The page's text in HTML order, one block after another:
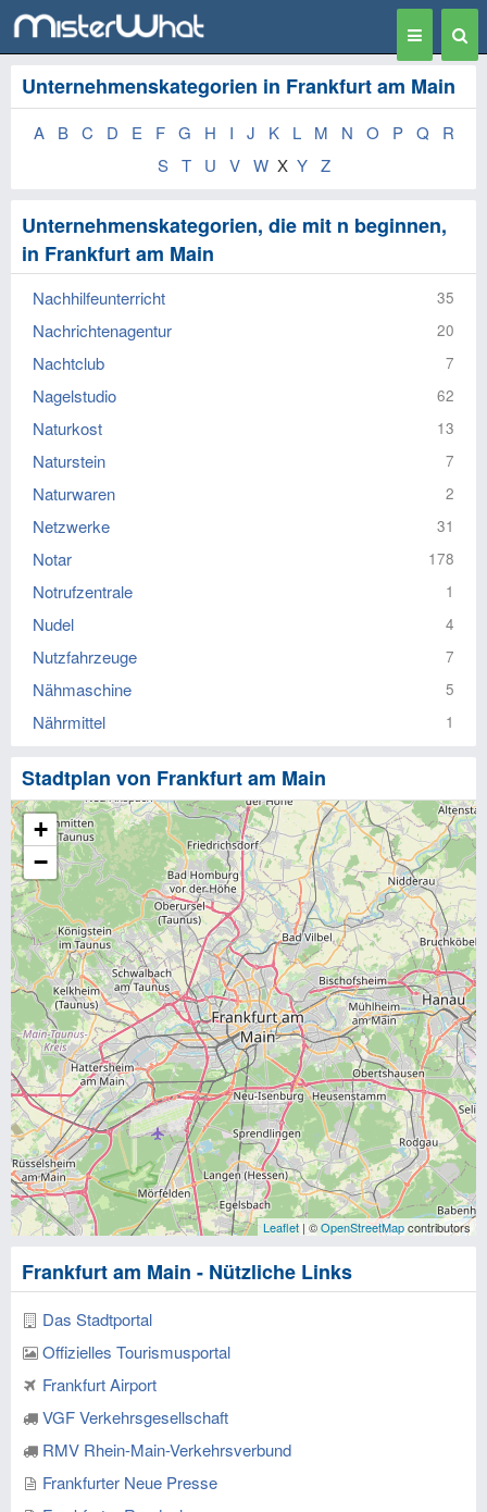
Toggle
navigation
Unternehmenskategorien in Frankfurt am Main
A B C D E F G H I J K L M N O P Q
R
S T U V W X Y Z
Unternehmenskategorien, die mit n beginnen,
in Frankfurt am Main
Nachhilfeunterricht 35
Nachrichtenagentur 20
Nachtclub 7
Nagelstudio 62
Naturkost 13
Naturstein 7
Naturwaren 2
Netzwerke 31
Notar 178
Notrufzentrale 1
Nudel 4
Nutzfahrzeuge 7
Nähmaschine 5
Nährmittel 1
Stadtplan von Frankfurt am Main
+
−
Leaflet | ©OpenStreetMapcontributors
Frankfurt am Main - Nützliche Links
Das Stadtportal
Offizielles Tourismusportal
Frankfurt Airport
VGF Verkehrsgesellschaft
RMV Rhein-Main-Verkehrsverbund
Frankfurter Neue Presse